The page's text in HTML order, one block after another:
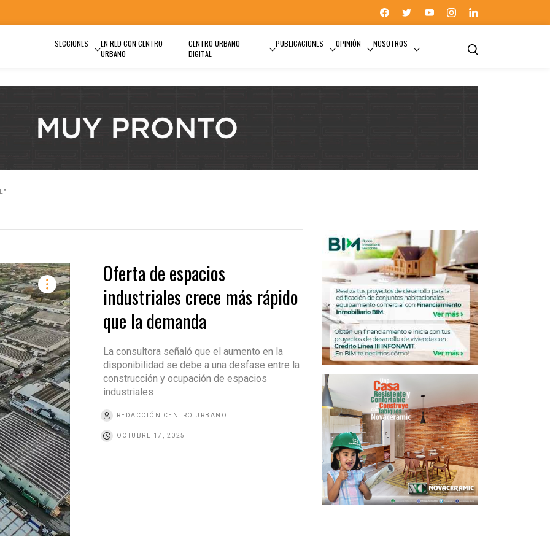
SECCIONES
EN RED CON CENTRO
URBANO
CENTRO URBANO
DIGITAL
PUBLICACIONES OPINIÓN NOSOTROS
Oferta de espacios
industriales crece más rápido
que la demanda
La consultora señaló que el aumento en la
disponibilidad se debe a una desfase entre la
construcción y ocupación de espacios
industriales
REDACCIÓN CENTRO URBANO
OCTUBRE 17, 2025
SECTOR INMOBILIARIO INDUSTRIAL